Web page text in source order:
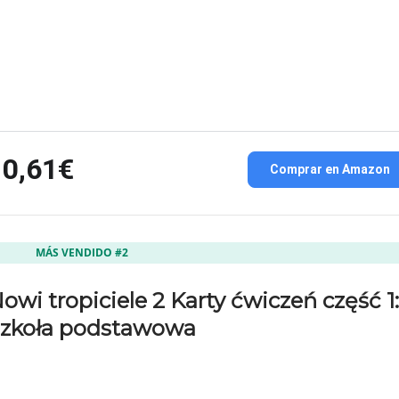
Comprar en Amazon
MÁS VENDIDO #2
tropiciele 2 Karty ćwiczeń część 1:
podstawowa